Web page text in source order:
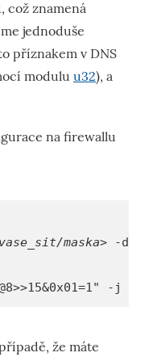
což znamená
jednoduše
příznakem v DNS
modulu u32), a
na firewallu
maska> -d
-j
že máte